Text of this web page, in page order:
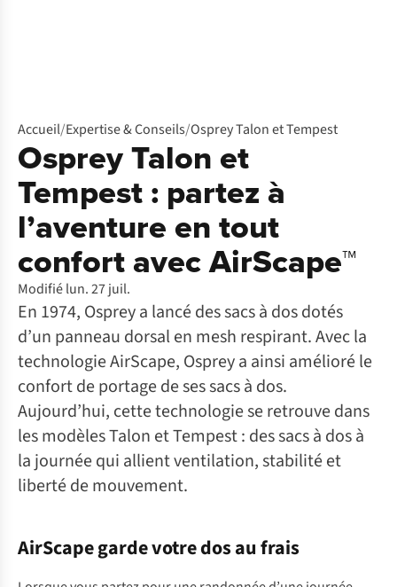
Accueil/Expertise & Conseils/Osprey Talon et Tempest
Osprey Talon et
Tempest : partez à
l’aventure en tout
confort avec AirScape™
Modifié lun. 27 juil.
En 1974, Osprey a lancé des sacs à dos dotés
d’un panneau dorsal en mesh respirant. Avec la
technologie AirScape, Osprey a ainsi amélioré le
confort de portage de ses sacs à dos.
Aujourd’hui, cette technologie se retrouve dans
les modèles Talon et Tempest : des sacs à dos à
la journée qui allient ventilation, stabilité et
liberté de mouvement.
AirScape garde votre dos au frais